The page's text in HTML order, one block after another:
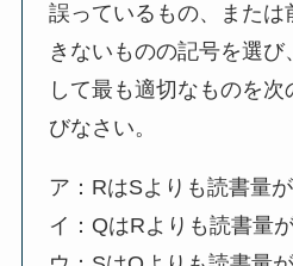
誤っているもの、また
きないものの記号を選び
して最も適切なものを
びなさい。
ア：RはSよりも読書量が
イ：QはRよりも読書量